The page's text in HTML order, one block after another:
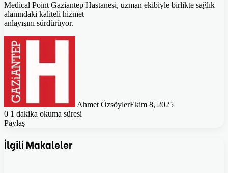
Medical Point Gaziantep Hastanesi, uzman ekibiyle birlikte sağlık
alanındaki kaliteli hizmet
anlayışını sürdürüyor.
Ahmet ÖzsöylerEkim 8, 2025
0 1 dakika okuma süresi
Paylaş
Posta
ile
İlgili Makaleler